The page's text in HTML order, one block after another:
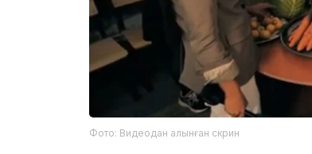
Фото: Видеодан алынған скрин